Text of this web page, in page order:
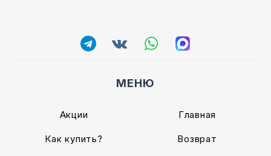
МЕНЮ
Акции Главная
Как купить? Возврат